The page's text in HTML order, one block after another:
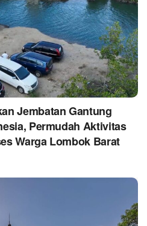
Jembatan Gantung
Permudah Aktivitas
Warga Lombok Barat